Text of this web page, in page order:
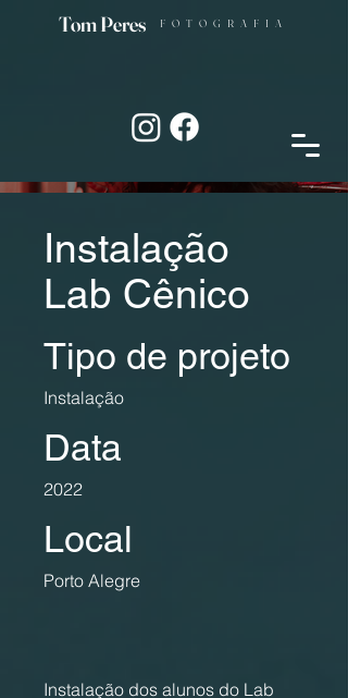
Tom Peres FOTOGRAFIA
Instalação
Lab Cênico
Tipo de projeto
Instalação
Data
2022
Local
Porto Alegre
Instalação dos alunos do Lab